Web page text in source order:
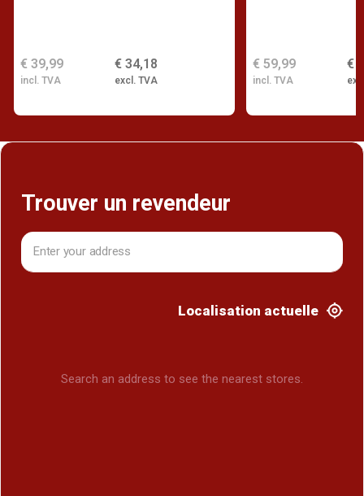
€ 34,18
excl. TVA
€ 39,99
incl. TVA
€
€ 59,99
incl. TVA
Trouver un revendeur
Localisation actuelle
Search an address to see the nearest stores.